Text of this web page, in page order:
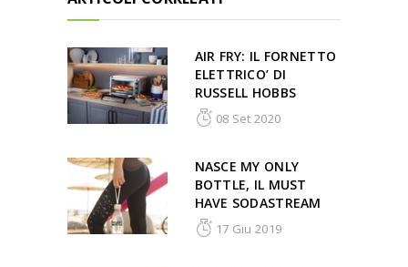
AIR FRY: IL FORNETTO
ELETTRICO’ DI
RUSSELL HOBBS
08 Set 2020
NASCE MY ONLY
BOTTLE, IL MUST
HAVE SODASTREAM
17 Giu 2019